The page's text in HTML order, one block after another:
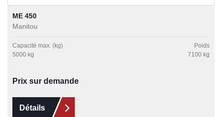
ME 450
Manitou
Capacité max. (kg)
5000 kg
Poids
7100 kg
Prix sur demande
Détails